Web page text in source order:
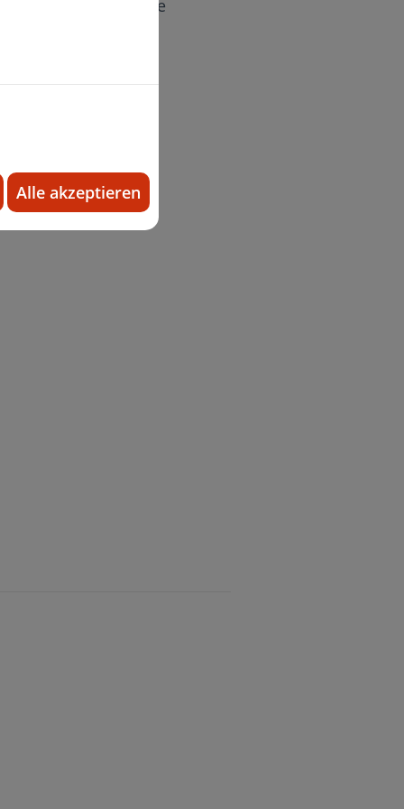
Alle akzeptieren
wird eine frühere